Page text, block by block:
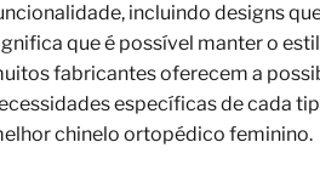
incluindo designs
que é possível manter o
fabricantes oferecem a
específicas de cada
chinelo ortopédico feminino.